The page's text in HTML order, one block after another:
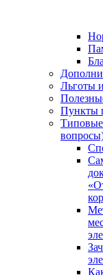
Льготы
Пункты
Типовые